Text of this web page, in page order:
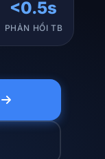
<0.5s
PHẢN HỒI TB